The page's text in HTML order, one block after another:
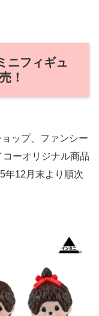
ニフィギュ
！
ップ、ファンシー
ーオリジナル商品
年12月末より順次